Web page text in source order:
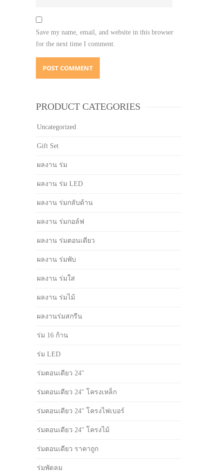
Save my name, email, and website in this browser
for the next time I comment.
PRODUCT CATEGORIES
Uncategorized
Gift Set
ผลงาน ร่ม
ผลงาน ร่ม LED
ผลงาน ร่มกลับด้าน
ผลงาน ร่มกอล์ฟ
ผลงาน ร่มตอนเดียว
ผลงาน ร่มพับ
ผลงาน ร่มใส
ผลงาน ร่มไม้
ผลงานร่มสกรีน
ร่ม 16 ก้าน
ร่ม LED
ร่มตอนเดียว 24"
ร่มตอนเดียว 24" โครงเหล็ก
ร่มตอนเดียว 24" โครงไฟเบอร์
ร่มตอนเดียว 24" โครงไม้
ร่มตอนเดียว ราคาถูก
ร่มพัดลม